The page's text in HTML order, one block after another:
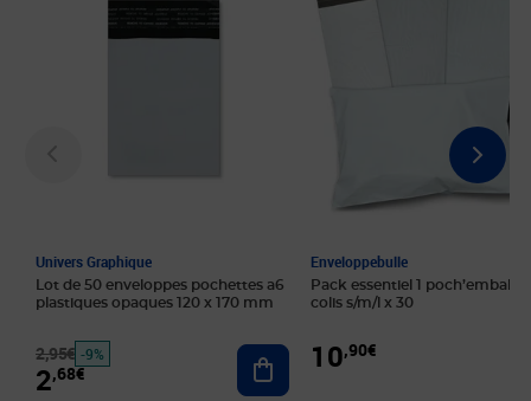
Univers Graphique
Lot de 50 enveloppes pochettes a6
plastiques opaques 120 x 170 mm
2,95€ -9%
2,68€
Ajouter au panier
Enveloppebulle
Pack essentiel 1
colis s/m/l x 30
10,90€